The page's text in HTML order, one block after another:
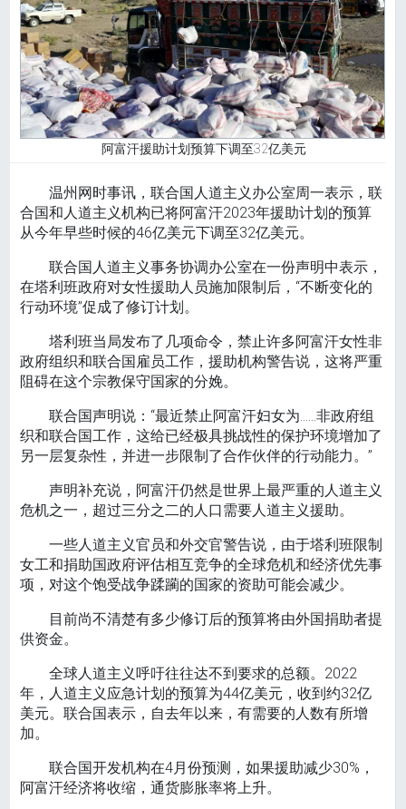
阿富汗援助计划预算下调至32亿美元
温州网时事讯，联合国人道主义办公室周一表示，联
合国和人道主义机构已将阿富汗2023年援助计划的预算
从今年早些时候的46亿美元下调至32亿美元。
联合国人道主义事务协调办公室在一份声明中表示，
在塔利班政府对女性援助人员施加限制后，“不断变化的
行动环境”促成了修订计划。
塔利班当局发布了几项命令，禁止许多阿富汗女性非
政府组织和联合国雇员工作，援助机构警告说，这将严重
阻碍在这个宗教保守国家的分娩。
联合国声明说：“最近禁止阿富汗妇女为……非政府组
织和联合国工作，这给已经极具挑战性的保护环境增加了
另一层复杂性，并进一步限制了合作伙伴的行动能力。”
声明补充说，阿富汗仍然是世界上最严重的人道主义
危机之一，超过三分之二的人口需要人道主义援助。
一些人道主义官员和外交官警告说，由于塔利班限制
女工和捐助国政府评估相互竞争的全球危机和经济优先事
项，对这个饱受战争蹂躏的国家的资助可能会减少。
目前尚不清楚有多少修订后的预算将由外国捐助者提
供资金。
全球人道主义呼吁往往达不到要求的总额。2022
年，人道主义应急计划的预算为44亿美元，收到约32亿
美元。联合国表示，自去年以来，有需要的人数有所增
加。
联合国开发机构在4月份预测，如果援助减少30%，
阿富汗经济将收缩，通货膨胀率将上升。